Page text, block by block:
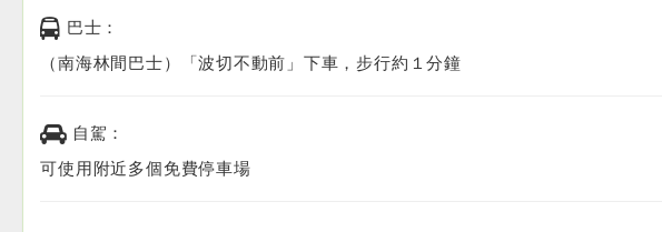
巴士：
（南海林間巴士）「波切不動前」下車，步行約１分鐘
自駕：
可使用附近多個免費停車場